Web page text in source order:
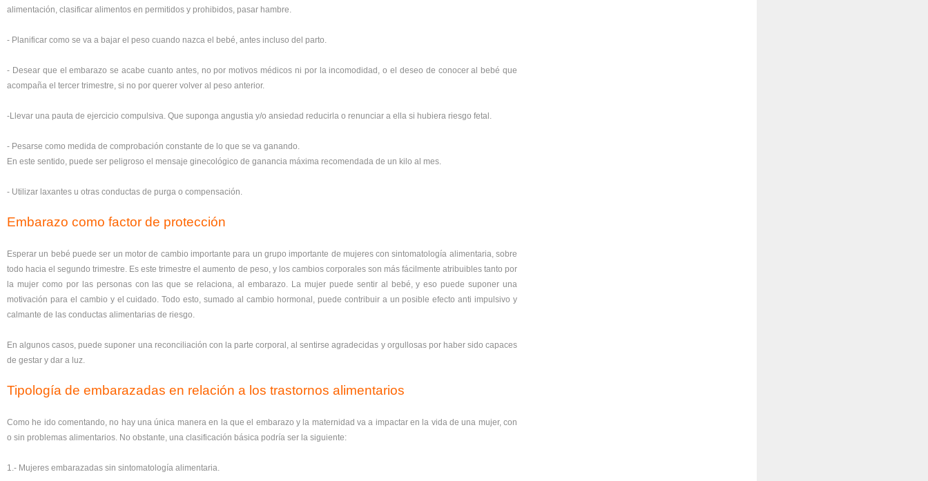
alimentación, clasificar alimentos en permitidos y prohibidos, pasar hambre.
- Planificar como se va a bajar el peso cuando nazca el bebé, antes incluso del parto.
- Desear que el embarazo se acabe cuanto antes, no por motivos médicos ni por la incomodidad, o el deseo de conocer al bebé que
acompaña el tercer trimestre, si no por querer volver al peso anterior.
-Llevar una pauta de ejercicio compulsiva. Que suponga angustia y/o ansiedad reducirla o renunciar a ella si hubiera riesgo fetal.
- Pesarse como medida de comprobación constante de lo que se va ganando.
En este sentido, puede ser peligroso el mensaje ginecológico de ganancia máxima recomendada de un kilo al mes.
- Utilizar laxantes u otras conductas de purga o compensación.
Embarazo como factor de protección
Esperar un bebé puede ser un motor de cambio importante para un grupo importante de mujeres con sintomatología alimentaria, sobre
todo hacia el segundo trimestre. Es este trimestre el aumento de peso, y los cambios corporales son más fácilmente atribuibles tanto por
la mujer como por las personas con las que se relaciona, al embarazo. La mujer puede sentir al bebé, y eso puede suponer una
motivación para el cambio y el cuidado. Todo esto, sumado al cambio hormonal, puede contribuir a un posible efecto anti impulsivo y
calmante de las conductas alimentarias de riesgo.
En algunos casos, puede suponer una reconciliación con la parte corporal, al sentirse agradecidas y orgullosas por haber sido capaces
de gestar y dar a luz.
Tipología de embarazadas en relación a los trastornos alimentarios
Como he ido comentando, no hay una única manera en la que el embarazo y la maternidad va a impactar en la vida de una mujer, con
o sin problemas alimentarios. No obstante, una clasificación básica podría ser la siguiente:
1.- Mujeres embarazadas sin sintomatología alimentaria.